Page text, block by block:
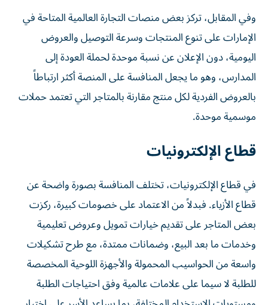
وفي المقابل، تركز بعض منصات التجارة العالمية المتاحة في
الإمارات على تنوع المنتجات وسرعة التوصيل والعروض
اليومية، دون الإعلان عن نسبة موحدة لحملة العودة إلى
المدارس، وهو ما يجعل المنافسة على المنصة أكثر ارتباطاً
بالعروض الفردية لكل منتج مقارنة بالمتاجر التي تعتمد حملات
موسمية موحدة.
قطاع الإلكترونيات
في قطاع الإلكترونيات، تختلف المنافسة بصورة واضحة عن
قطاع الأزياء. فبدلاً من الاعتماد على خصومات كبيرة، ركزت
بعض المتاجر على تقديم خيارات تمويل وعروض تعليمية
وخدمات ما بعد البيع، وضمانات ممتدة، مع طرح تشكيلات
واسعة من الحواسيب المحمولة والأجهزة اللوحية المخصصة
للطلبة لا سيما على علامات عالمية وفق احتياجات الطلبة